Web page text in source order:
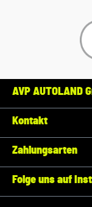
AVP AUTOLAND
Kontakt
Zahlungsarten
Folge uns auf